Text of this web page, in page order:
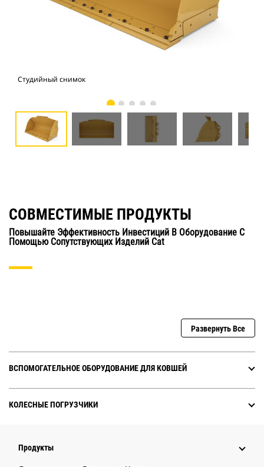
Студийный снимок
СОВМЕСТИМЫЕ ПРОДУКТЫ
Повышайте Эффективность Инвестиций В Оборудование С
Помощью Сопутствующих Изделий Cat
Развернуть Все
ВСПОМОГАТЕЛЬНОЕ ОБОРУДОВАНИЕ ДЛЯ КОВШЕЙ
КОЛЕСНЫЕ ПОГРУЗЧИКИ
Продукты